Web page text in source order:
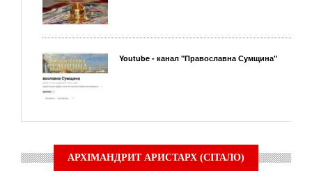
Youtube - канал "Православна Сумщина"
АРХІМАНДРИТ АРИСТАРХ (СІТАЛО)